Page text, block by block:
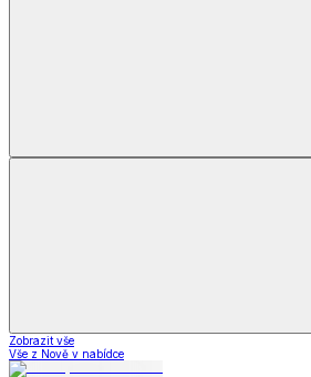
Zobrazit vše
Vše z Nově v nabídce